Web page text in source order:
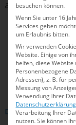
aufgestellt
DAS KÖNNTE
besuchen können.
Wenn Sie unter 16
Services geben
um Erlaubnis bitten.
Wir verwenden
Website. Einige von
helfen, diese
Personenbezogene
Adressen), z. B. für
Messung von
Verwendung Ihrer
Datenschutzerklärung
Verarbeitung Ihrer
nutzen.Sie können